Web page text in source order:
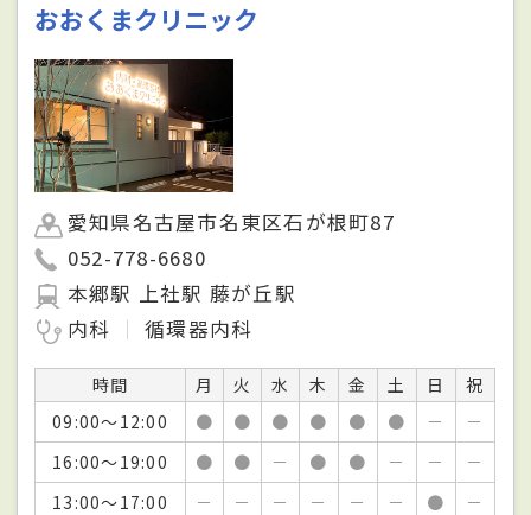
おおくまクリニック
愛知県名古屋市名東区石が根町87
052-778-6680
本郷駅 上社駅 藤が丘駅
内科
循環器内科
時間 月 火 水 木 金 土 日
祝
09:00～12:00
● ● ● ● ● ● －
－
16:00～19:00
● ● － ● ● － －
－
13:00～17:00
－ － － － － － ●
－